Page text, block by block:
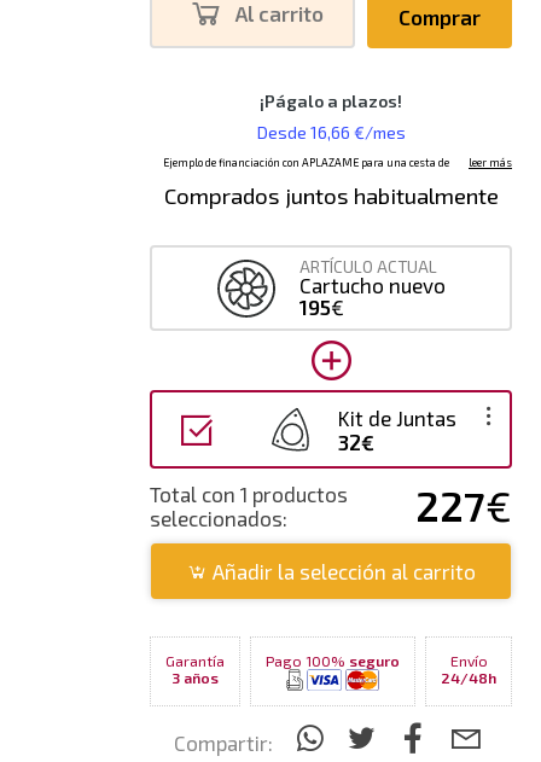
Al carrito Comprar
Comprados juntos habitualmente
ARTÍCULO ACTUAL
Cartucho nuevo
195€
Kit de Juntas
32€
Total con 1 productos
seleccionados:
227€
Añadir la selección al carrito
Garantía
3 años
Pago 100% seguro
Envío
24/48h
Compartir: